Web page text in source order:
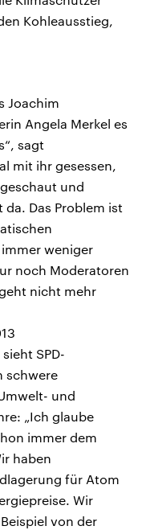
Kohleausstieg,
Joachim
Angela Merkel es
sagt
mit ihr gesessen,
und
Das Problem ist
weniger
noch Moderatoren
nicht mehr
SPD-
schwere
und
„Ich glaube
immer dem
haben
für Atom
Wir
von der